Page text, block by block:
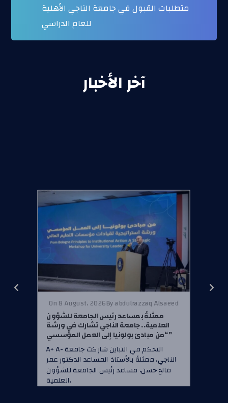
متطلبات القبول في جامعة الناجي الأهلية
للعام الدراسي
آخر الأخبار
By abdulrazzaq AlsaeedOn 8 August، 2026
ممثلةً بمساعد رئيس الجامعة للشؤون
العلمية.. جامعة الناجي تشارك في ورشة
“من مبادئ بولونيا إلى العمل المؤسسي”
A+ A- التحكم في التباين شاركت جامعة
الناجي، ممثلةً بالأستاذ المساعد الدكتور عمر
فالح حسن، مساعد رئيس الجامعة للشؤون
العلمية،